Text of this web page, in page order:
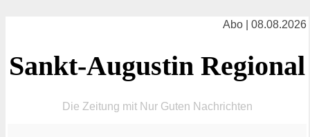
Abo | 08.08.2026
Sankt-Augustin Regional
Die Zeitung mit Nur Guten Nachrichten